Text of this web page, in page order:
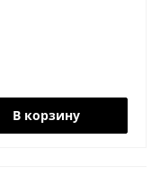
В корзину